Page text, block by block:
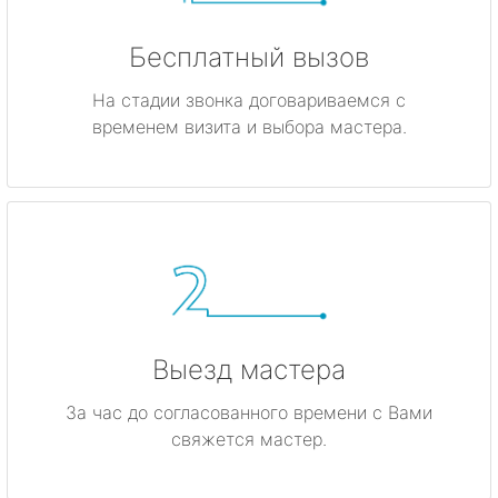
Бесплатный вызов
На стадии звонка договариваемся с
временем визита и выбора мастера.
Выезд мастера
За час до согласованного времени с Вами
свяжется мастер.